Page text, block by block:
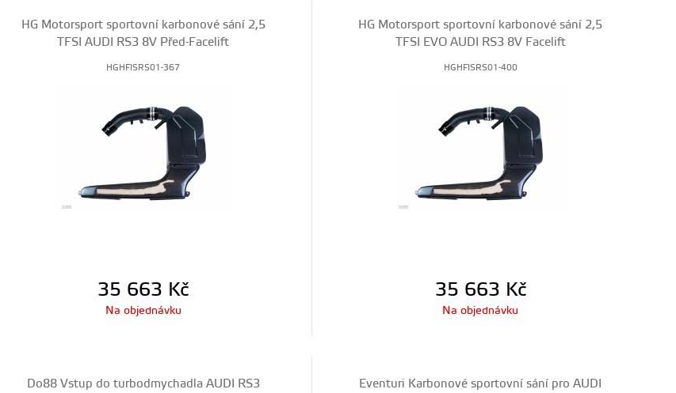
HG Motorsport sportovní karbonové sání 2,5
TFSI AUDI RS3 8V Před-Facelift
HGHFISRS01-367
35 663 Kč
Na objednávku
HG Motorsport sportovní karbonové sání 2,5
TFSI EVO AUDI RS3 8V Facelift
HGHFISRS01-400
35 663 Kč
Na objednávku
Do88 Vstup do turbodmychadla AUDI RS3
Eventuri Karbonové sportovní sání pro AUDI